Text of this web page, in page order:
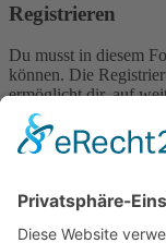
Registrieren
Du musst in diesem
können. Die
ermöglicht dir, auf
Administration kann
Berechtigungen
wenn du dich in